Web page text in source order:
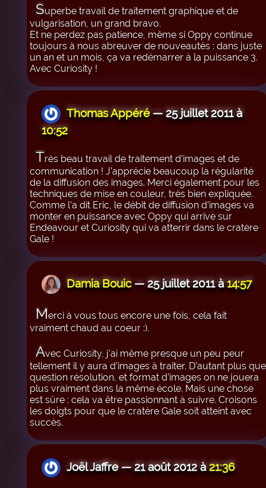
Superbe travail de traitement graphique et de
vulgarisation, un grand bravo.
Et ne perdez pas patience, même si Oppy continue
toujours à nous abreuver de nouveautés : dans juste
un an et un mois, ça va redémarrer à la puissance 3.
Avec Curiosity !
Thomas Appéré— 25 juillet 2011 à
10:52
Très beau travail de traitement d’images et de
communication ! J’apprécie beaucoup la régularité
de la diffusion des images. Merci également pour les
techniques de mise en couleur, très bien expliquée.
Comme l’a dit Eric, le débit de diffusion d’images va
monter en puissance avec Oppy qui arrive sur
Endeavour et Curiosity qui va atterrir dans le cratère
Gale !
Damia Bouic— 25 juillet 2011 à14:57
Merci à vous tous encore une fois, cela fait
vraiment chaud au coeur :).
Avec Curiosity, j’ai même presque un peu peur
tellement il y aura d’images à traiter. D’autant plus que
question résolution, et format d’images on ne jouera
plus vraiment dans la même école. Mais une chose
est sûre : cela va être passionnant à suivre. Croisons
les doigts pour que le cratère Gale soit atteint avec
succès.
Joël Jaffre — 21 août 2012 à21:36